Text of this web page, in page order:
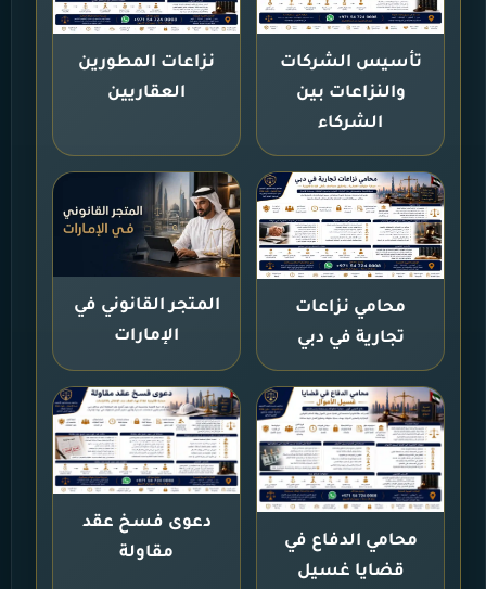
تأسيس الشركات
والنزاعات بين
الشركاء
نزاعات المطورين
العقاريين
محامي نزاعات
تجارية في دبي
المتجر القانوني في
الإمارات
محامي الدفاع في
قضايا غسيل
دعوى فسخ عقد
مقاولة